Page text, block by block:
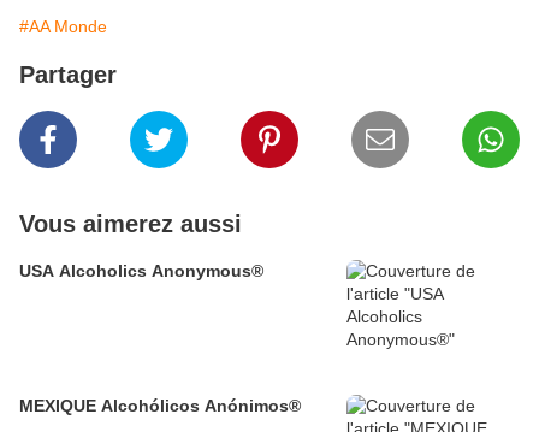
#AA Monde
Partager
Vous aimerez aussi
USA Alcoholics Anonymous®
MEXIQUE Alcohólicos Anónimos®